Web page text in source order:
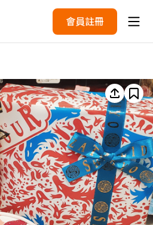
會員註冊